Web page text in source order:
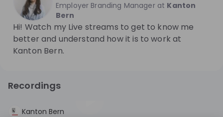
Employer Branding Managerat Kanton
Bern
Hi! Watch my Live streams to get to know me
better and understand how it is to work at
Kanton Bern.
Recordings
3 months ago
Kanton Bern